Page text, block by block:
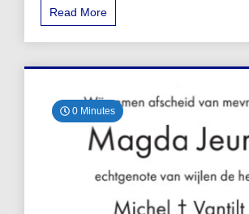
Read More
0 Minutes